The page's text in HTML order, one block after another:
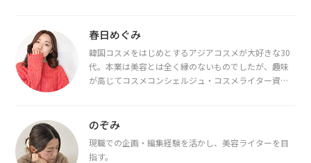
春日めぐみ
韓国コスメをはじめとするアジアコスメが大好きな30
代。本業は美容とは全く縁のないものでしたが、趣味
が高じてコスメコンシェルジュ・コスメライター資格
断・骨格診断によるイメージコンサルティングも行っ
のぞみ
現職での企画・編集経験を活かし、美容ライターを目
指す。